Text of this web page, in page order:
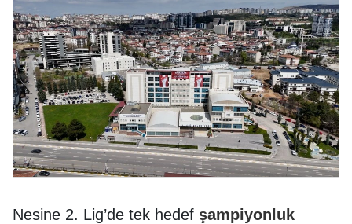
Nesine 2. Lig’de tek hedef şampiyonluk